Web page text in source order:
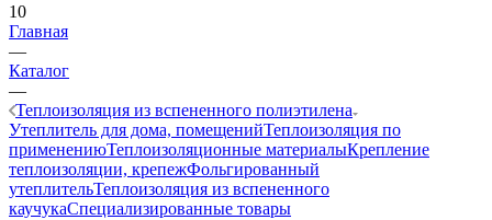
10
Главная
—
Каталог
—
Теплоизоляция из вспененного полиэтилена
Утеплитель для дома, помещенийТеплоизоляция по
применениюТеплоизоляционные материалыКрепление
теплоизоляции, крепежФольгированный
утеплительТеплоизоляция из вспененного
каучукаСпециализированные товары